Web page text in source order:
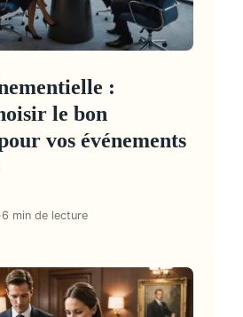
:
le bon
vos événements
6 min de lecture